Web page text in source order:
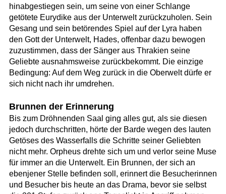
hinabgestiegen sein, um seine von einer Schlange
getötete Eurydike aus der Unterwelt zurückzuholen. Sein
Gesang und sein betörendes Spiel auf der Lyra haben
den Gott der Unterwelt, Hades, offenbar dazu bewogen
zuzustimmen, dass der Sänger aus Thrakien seine
Geliebte ausnahmsweise zurückbekommt. Die einzige
Bedingung: Auf dem Weg zurück in die Oberwelt dürfe er
sich nicht nach ihr umdrehen.
Brunnen der Erinnerung
Bis zum Dröhnenden Saal ging alles gut, als sie diesen
jedoch durchschritten, hörte der Barde wegen des lauten
Getöses des Wasserfalls die Schritte seiner Geliebten
nicht mehr. Orpheus drehte sich um und verlor seine Muse
für immer an die Unterwelt. Ein Brunnen, der sich an
ebenjener Stelle befinden soll, erinnert die Besucherinnen
und Besucher bis heute an das Drama, bevor sie selbst